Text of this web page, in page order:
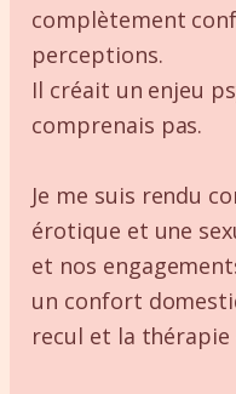
complètement
perceptions.
Il créait un enjeu
comprenais pas.
Je me suis rendu
érotique et une
et nos
un confort
recul et la thérapie